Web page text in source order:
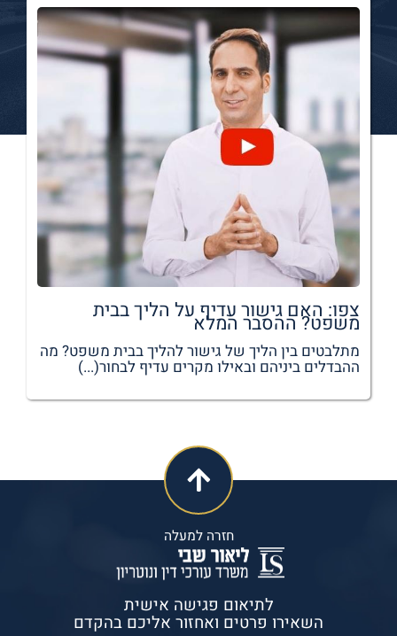
צפו: האם גישור עדיף על הליך בבית
משפט? ההסבר המלא
מתלבטים בין הליך של גישור להליך בבית משפט? מה
ההבדלים ביניהם ובאילו מקרים עדיף לבחור(...)
חזרה למעלה
לתיאום פגישה אישית
השאירו פרטים ואחזור אליכם בהקדם